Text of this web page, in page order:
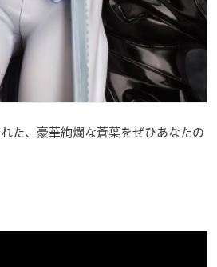
た、豪華絢爛な蒼葉をぜひあなたの